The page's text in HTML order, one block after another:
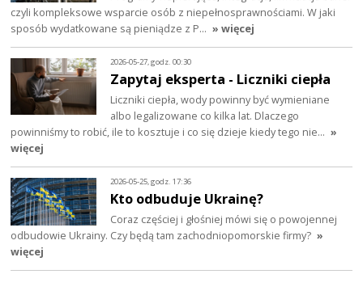
czyli kompleksowe wsparcie osób z niepełnosprawnościami. W jaki
sposób wydatkowane są pieniądze z P… » więcej
2026-05-27, godz. 00:30
Zapytaj eksperta - Liczniki ciepła
Liczniki ciepła, wody powinny być wymieniane
albo legalizowane co kilka lat. Dlaczego
powinniśmy to robić, ile to kosztuje i co się dzieje kiedy tego nie… »
więcej
2026-05-25, godz. 17:36
Kto odbuduje Ukrainę?
Coraz częściej i głośniej mówi się o powojennej
odbudowie Ukrainy. Czy będą tam zachodniopomorskie firmy? »
więcej